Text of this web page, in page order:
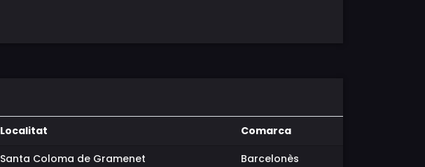
Localitat
Comarca
Santa Coloma de Gramenet Barcelonès